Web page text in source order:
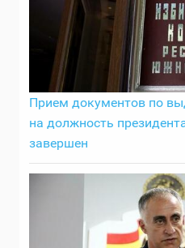
Прием документов по
на должность
завершен